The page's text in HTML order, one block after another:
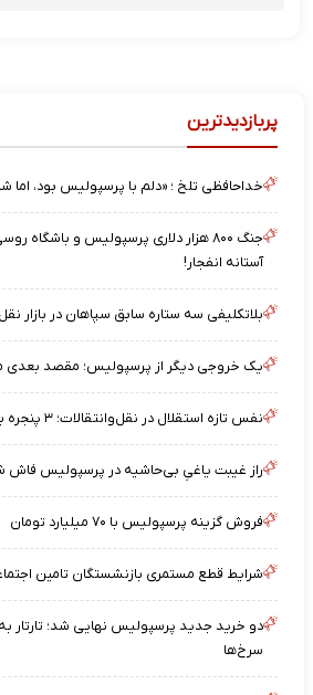
پربازدیدترین
خداحافظی تلخ ؛ «دلم با پرسپولیس بود، اما
جنگ ۸۰۰ هزار دلاری پرسپولیس و باشگاه
آستانه انفجار!
بلاتکلیفی سه ستاره سابق سپاهان در بازار
یک خروجی دیگر از پرسپولیس؛ مقصد
نفس تازه استقلال در نقل‌وانتقالات؛ ۳ پنجره باز شد اما بحران ادامه دارد
راز غیبت یاغیِ بی‌حاشیه در پرسپولیس فاش
فروش گزینه پرسپولیس با ۷۰ میلیارد تومان
شرایط قطع مستمری بازنشستگان تامین
دو خرید جدید پرسپولیس نهایی شد؛ تارتار
سرخ‌ها